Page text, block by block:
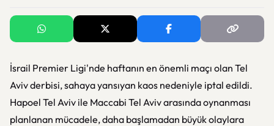
İsrail Premier Ligi'nde haftanın en önemli maçı olan Tel
Aviv derbisi, sahaya yansıyan kaos nedeniyle iptal edildi.
Hapoel Tel Aviv ile Maccabi Tel Aviv arasında oynanması
planlanan mücadele, daha başlamadan büyük olaylara